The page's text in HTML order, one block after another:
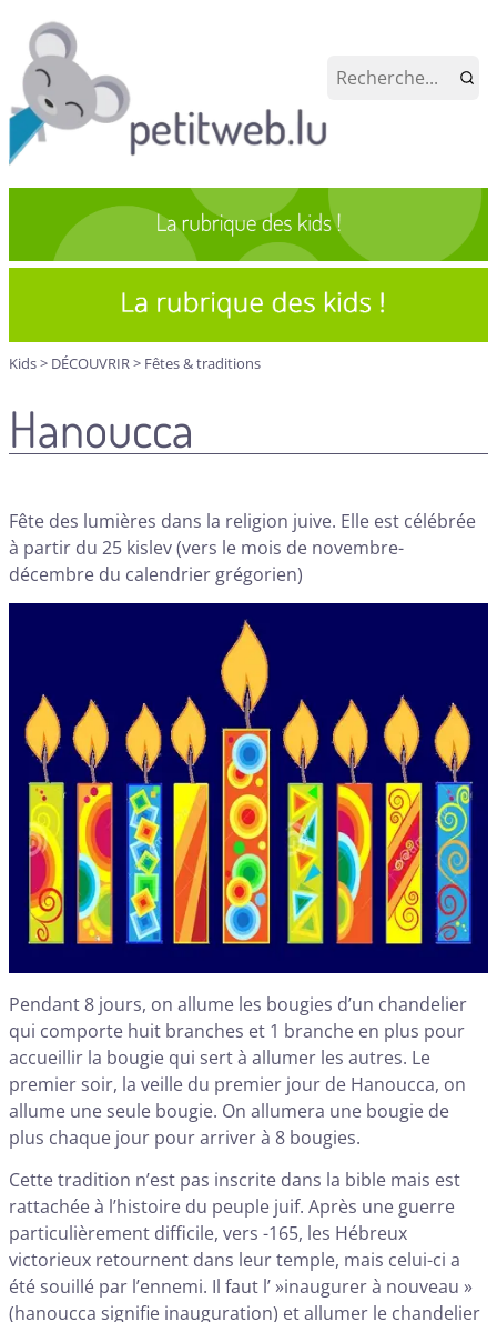
Kids> DÉCOUVRIR> Fêtes & traditions
Hanoucca
Fête des lumières dans la religion juive. Elle est célébrée
à partir du 25 kislev (vers le mois de novembre-
décembre du calendrier grégorien)
Pendant 8 jours, on allume les bougies d’un chandelier
qui comporte huit branches et 1 branche en plus pour
accueillir la bougie qui sert à allumer les autres. Le
premier soir, la veille du premier jour de Hanoucca, on
allume une seule bougie. On allumera une bougie de
plus chaque jour pour arriver à 8 bougies.
Cette tradition n’est pas inscrite dans la bible mais est
rattachée à l’histoire du peuple juif. Après une guerre
particulièrement difficile, vers -165, les Hébreux
victorieux retournent dans leur temple, mais celui-ci a
été souillé par l’ennemi. Il faut l’ »inaugurer à nouveau »
(hanoucca signifie inauguration) et allumer le chandelier